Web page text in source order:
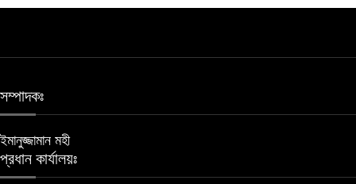
সম্পাদকঃ
ইমানুজ্জামান মহী
প্রধান কার্যালয়ঃ